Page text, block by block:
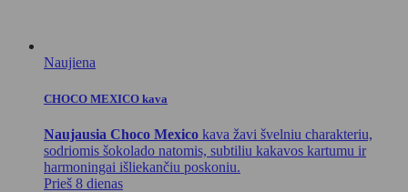
Naujiena
CHOCO MEXICO kava
Naujausia Choco Mexico kava žavi švelniu charakteriu,
sodriomis šokolado natomis, subtiliu kakavos kartumu ir
harmoningai išliekančiu poskoniu.
Prieš 8 dienas